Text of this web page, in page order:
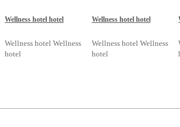
Wellness hotel hotel
Wellness hotel Wellness
hotel
Wellness hotel hotel
Wellness hotel Wellness
hotel